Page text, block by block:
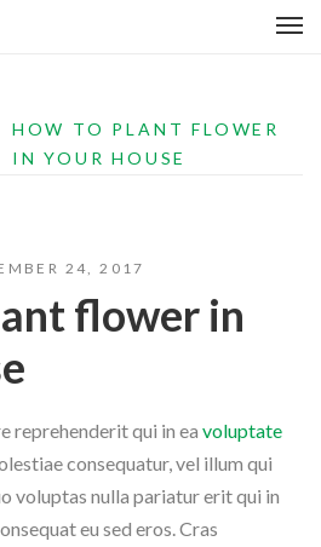
HOW TO PLANT FLOWER
IN YOUR HOUSE
24, 2017
flower in
reprehenderit qui in ea voluptate
consequatur, vel illum qui
voluptas nulla pariatur erit qui in
eu sed eros. Cras